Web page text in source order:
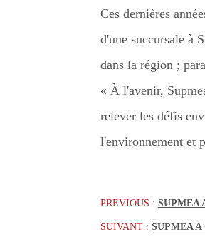
Ces dernières
d'une succursale à
dans la région ;
« À l'avenir,
relever les défis
l'environnement et
PREVIOUS : SUPMEA
SUIVANT : SUPMEA